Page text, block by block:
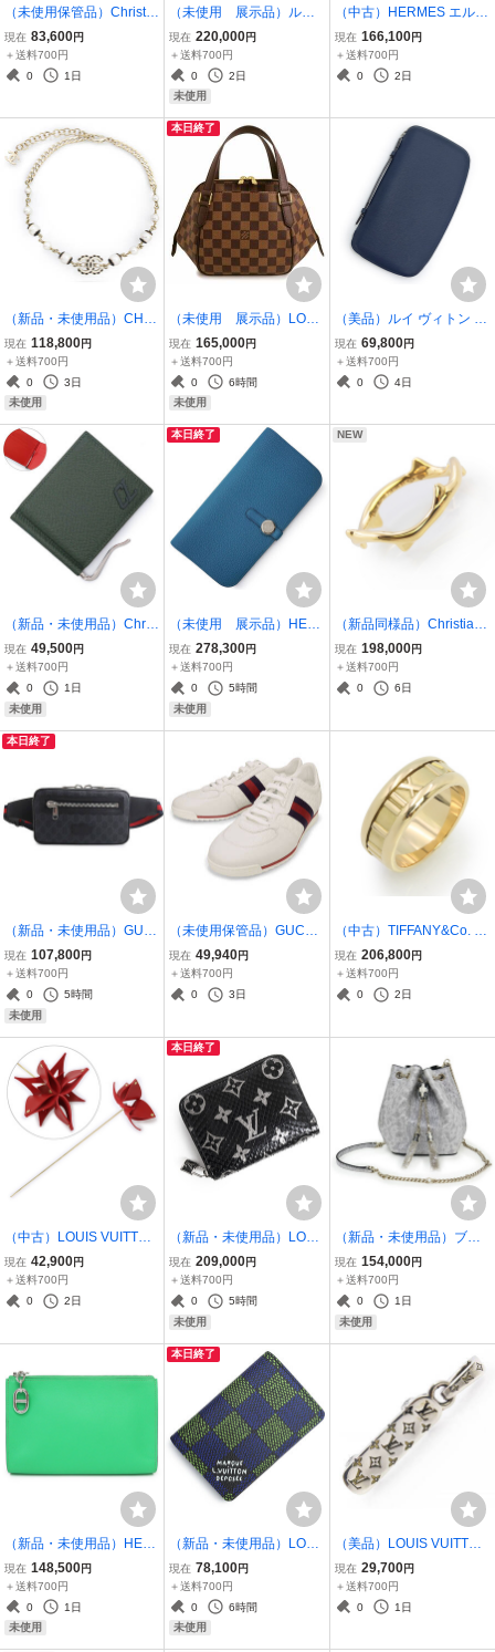
（未使用保管品）Christia
n Dior クリスチャンディ
オール KCQ893LAB_S38
P D-WAVE ディーウェー
現在 83,600円
＋送料700円
0
1日
（未使用 展示品）ルイ
ヴィトン LOUIS VUITTO
N アントン 2WAY 斜め掛
け ショルダートートバッ
グ ダミエグラフィット 黒
現在 220,000円
＋送料700円
0
2日
未使用
（中古）HERMES エルメ
ス CC1.210 ケープコッド
PM 31mm ドゥブルトゥ
ール SS ブラック シルバ
現在 166,100円
＋送料700円
0
2日
（新品・未使用品）CHA
NEL シャネル ABE157 コ
コマーク パール シャンパ
ンゴールド ホワイト ブラ
ック チョーカー ネックレ
現在 118,800円
＋送料700円
0
3日
未使用
本日終了
（未使用 展示品）LOUI
S VUITTON ルイ ヴィトン
N51173 ベレム PM ダミ
エ ブラウン ハンドバッグ
ゴールド金具
現在 165,000円
＋送料700円
0
6時間
未使用
（美品）ルイ ヴィトン L
OUIS VUITTON オーガナ
イザー アトール トラベル
ケース 二つ折り長財布 タ
現在 69,800円
＋送料700円
0
4日
（新品・未使用品）Christ
ian Louboutin クリスチャ
ンルブタン 3245109 GR
OOVY カーフスキン グリ
ーン レッド マネークリッ
現在 49,500円
＋送料700円
0
1日
未使用
本日終了
（未使用 展示品）HER
MES エルメス ドゴン ロ
ング レクトヴェルソ トゴ
コバルト ブルー X刻印 二
つ折り長財布 レザー シル
現在 278,300円
＋送料700円
0
5時間
未使用
NEW
（新品同様品）Christian
Dior クリスチャンディオ
ール JBDR95033 ボワ ド
ゥ ローズ K18YG 750 イ
現在 198,000円
＋送料700円
0
6日
本日終了
（新品・未使用品）GUC
CI グッチ 474293 ソフト
ベルトバッグ GGスプリー
ムキャンバス レザー ブラ
ック グレー ボディ ウエス
現在 107,800円
＋送料700円
0
5時間
未使用
（未使用保管品）GUCCI
グッチ 234359 マイクロ
グッチシマ ウェブストラ
イプ レザースニーカー マ
現在 49,940円
＋送料700円
0
3日
（中古）TIFFANY&Co. テ
ィファニー アトラス K18
YG 750 イエローゴールド
リング 指輪 #9.5号
現在 206,800円
＋送料700円
0
2日
（中古）LOUIS VUITTON
ルイ ヴィトン GI0331 オ
リガミ フラワーズ アトリ
エ オイ 花 オブジェ レザ
現在 42,900円
＋送料700円
0
2日
本日終了
（新品・未使用品）LOUI
S VUITTON ルイ ヴィトン
N97059 ジッピー コイン
パース パイソン モノグラ
ム ブラック 財布 エキゾチ
現在 209,000円
＋送料700円
0
5時間
未使用
（新品・未使用品）ブル
ガリ BVLGARI セルペン
ティ フォーエバー ショル
ダーバッグ 斜め掛け カル
ングレザー シルバー ゴー
現在 154,000円
＋送料700円
0
1日
未使用
（新品・未使用品）HER
MES エルメス ジップアン
ゴー PM シェーヌ ダンク
ル ヴォーエバーカラー ヴ
ェールコミック グリーン
現在 148,500円
＋送料700円
0
1日
未使用
本日終了
（新品・未使用品）LOUI
S VUITTON ルイ ヴィトン
N00143 オーガナイザー
ドゥ ポッシュ ダミエヘリ
テージ ブルー グリーン カ
現在 78,100円
＋送料700円
0
6時間
未使用
（美品）LOUIS VUITTON
ルイ ヴィトン M03089 LV
スケートボード モノグラ
ム シルバー チャーム ペン
現在 29,700円
＋送料700円
0
1日